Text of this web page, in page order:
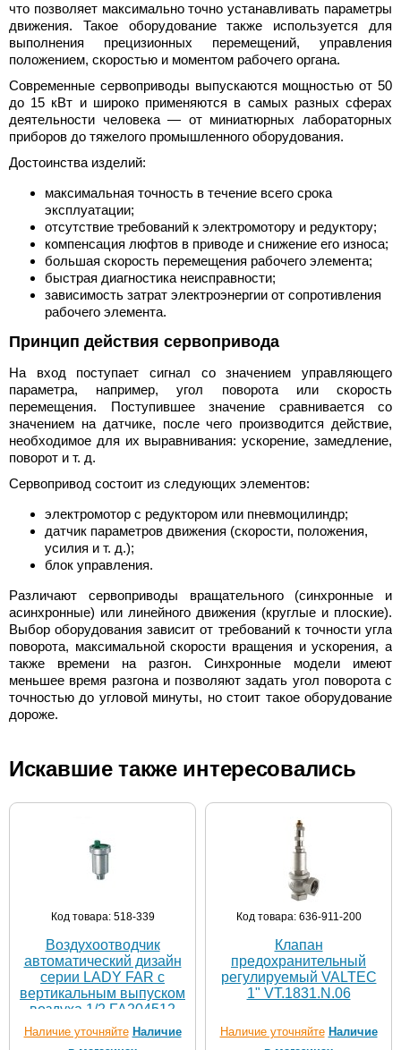
что позволяет максимально точно устанавливать параметры
движения. Такое оборудование также используется для
выполнения прецизионных перемещений, управления
положением, скоростью и моментом рабочего органа.
Современные сервоприводы выпускаются мощностью от 50
до 15 кВт и широко применяются в самых разных сферах
деятельности человека — от миниатюрных лабораторных
приборов до тяжелого промышленного оборудования.
Достоинства изделий:
максимальная точность в течение всего срока
эксплуатации;
отсутствие требований к электромотору и редуктору;
компенсация люфтов в приводе и снижение его износа;
большая скорость перемещения рабочего элемента;
быстрая диагностика неисправности;
зависимость затрат электроэнергии от сопротивления
рабочего элемента.
Принцип действия сервопривода
На вход поступает сигнал со значением управляющего
параметра, например, угол поворота или скорость
перемещения. Поступившее значение сравнивается со
значением на датчике, после чего производится действие,
необходимое для их выравнивания: ускорение, замедление,
поворот и т. д.
Сервопривод состоит из следующих элементов:
электромотор с редуктором или пневмоцилиндр;
датчик параметров движения (скорости, положения,
усилия и т. д.);
блок управления.
Различают сервоприводы вращательного (синхронные и
асинхронные) или линейного движения (круглые и плоские).
Выбор оборудования зависит от требований к точности угла
поворота, максимальной скорости вращения и ускорения, а
также времени на разгон. Синхронные модели имеют
меньшее время разгона и позволяют задать угол поворота с
точностью до угловой минуты, но стоит такое оборудование
дороже.
Искавшие также интересовались
Код товара: 518-339
Воздухоотводчик
автоматический дизайн
серии LADY FAR с
вертикальным выпуском
воздуха 1/2 FA204512
Наличие уточняйте Наличие
Код товара: 636-911-200
Клапан
предохранительный
регулируемый VALTEC
1" VT.1831.N.06
Наличие уточняйте Наличие